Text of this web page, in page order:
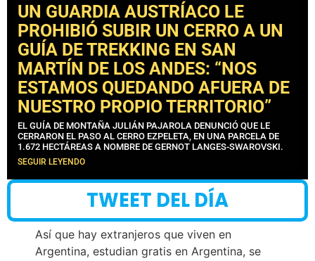
UN GUARDIA AUSTRÍACO LE
PROHIBIÓ SUBIR UN CERRO A UN
GUÍA DE TREKKING EN SAN
MARTÍN DE LOS ANDES: “NOS
ESTAMOS QUEDANDO AFUERA DE
NUESTRO PROPIO TERRITORIO”
EL GUÍA DE MONTAÑA JULIÁN PAJAROLA DENUNCIÓ QUE LE
CERRARON EL PASO AL CERRO EZPELETA, EN UNA PARCELA DE
1.672 HECTÁREAS A NOMBRE DE GERNOT LANGES-SWAROVSKI.
SEGUIR LEYENDO
TWEET DEL DÍA
Así que hay extranjeros que viven en
Argentina, estudian gratis en Argentina, se